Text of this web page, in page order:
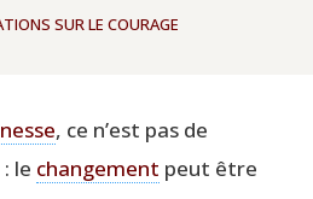
SUR LE COURAGE
, ce n’est pas de
le chan­ge­ment peut être